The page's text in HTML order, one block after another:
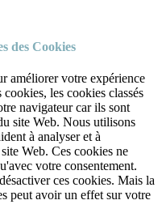
des Cookies
améliorer votre expérience
les cookies classés
navigateur car ils sont
site Web. Nous utilisons
à analyser et à
Web. Ces cookies ne
votre consentement.
ces cookies. Mais la
peut avoir un effet sur votre